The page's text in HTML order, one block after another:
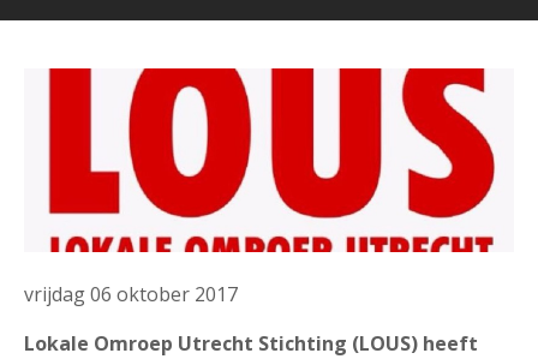
vrijdag 06 oktober 2017
Lokale Omroep Utrecht Stichting (LOUS) heeft